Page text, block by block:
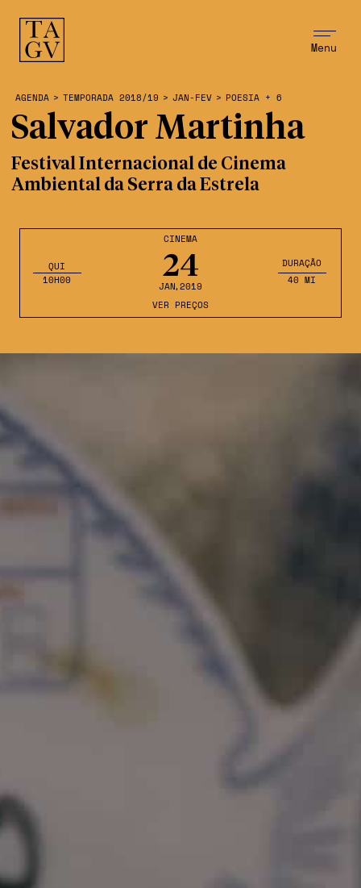
Menu
CINEMA
24
JAN,2019
QUI
10H00
DURAÇÃO
40 MI
VER PREÇOS
AGENDA > TEMPORADA 2018/19 > JAN-FEV > POESIA + 6
Salvador Martinha
Festival Internacional de Cinema
Ambiental da Serra da Estrela